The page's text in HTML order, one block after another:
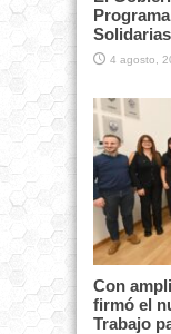
4 agosto,
Con
firmó el
Trabajo